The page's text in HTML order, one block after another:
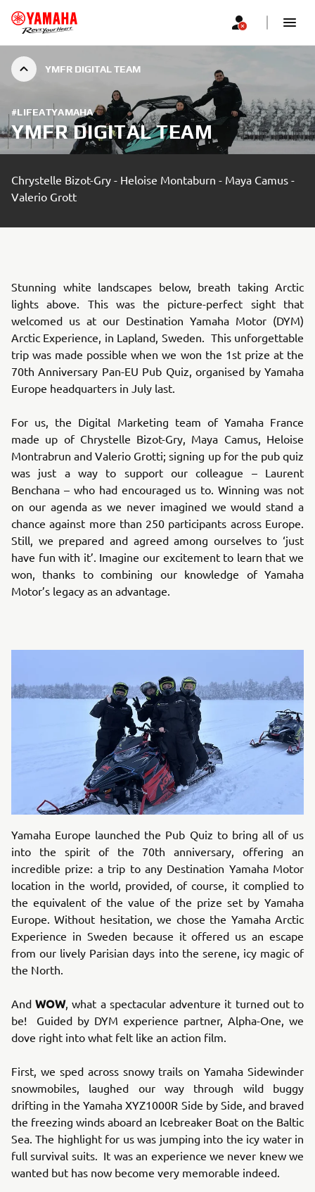
YMFR DIGITAL TEAM
#LIFEATYAMAHA
YMFR DIGITAL TEAM
Chrystelle Bizot-Gry - Heloise Montaburn - Maya Camus -
Valerio Grott
Stunning white landscapes below, breath taking Arctic
lights above. This was the picture-perfect sight that
welcomed us at our Destination Yamaha Motor (DYM)
Arctic Experience, in Lapland, Sweden. This unforgettable
trip was made possible when we won the 1st prize at the
70th Anniversary Pan-EU Pub Quiz, organised by Yamaha
Europe headquarters in July last.
For us, the Digital Marketing team of Yamaha France
made up of Chrystelle Bizot-Gry, Maya Camus, Heloise
Montrabrun and Valerio Grotti; signing up for the pub quiz
was just a way to support our colleague – Laurent
Benchana – who had encouraged us to. Winning was not
on our agenda as we never imagined we would stand a
chance against more than 250 participants across Europe.
Still, we prepared and agreed among ourselves to ‘just
have fun with it’. Imagine our excitement to learn that we
won, thanks to combining our knowledge of Yamaha
Motor’s legacy as an advantage.
Yamaha Europe launched the Pub Quiz to bring all of us
into the spirit of the 70th anniversary, offering an
incredible prize: a trip to any Destination Yamaha Motor
location in the world, provided, of course, it complied to
the equivalent of the value of the prize set by Yamaha
Europe. Without hesitation, we chose the Yamaha Arctic
Experience in Sweden because it offered us an escape
from our lively Parisian days into the serene, icy magic of
the North.
AndWOW, what a spectacular adventure it turned out to
be! Guided by DYM experience partner, Alpha-One, we
dove right into what felt like an action film.
First, we sped across snowy trails on Yamaha Sidewinder
snowmobiles, laughed our way through wild buggy
drifting in the Yamaha XYZ1000R Side by Side, and braved
the freezing winds aboard an Icebreaker Boat on the Baltic
Sea. The highlight for us was jumping into the icy water in
full survival suits. It was an experience we never knew we
wanted but has now become very memorable indeed.